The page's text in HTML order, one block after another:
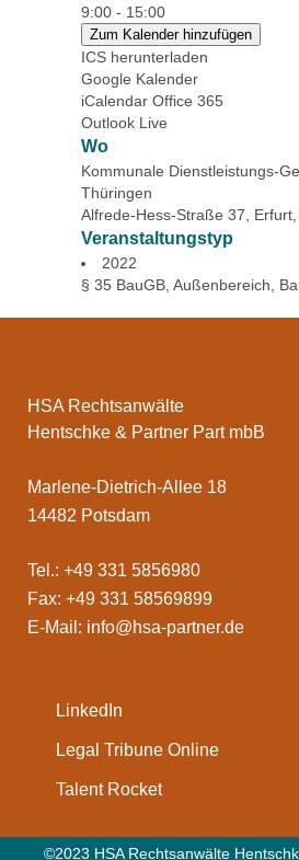
9:00 - 15:00
Zum Kalender hinzufügen
ICS herunterladen
Google Kalender
iCalendar Office 365
Outlook Live
Wo
Kommunale Dienstleistungs-
Thüringen
Alfrede-Hess-Straße 37,
Veranstaltungstyp
2022
§ 35 BauGB Außenbereich
HSA Rechtsanwälte
Hentschke & Partner Part mbB
Marlene-Dietrich-Allee 18
14482 Potsdam
Tel.: +49 331 5856980
Fax: +49 331 58569899
E-Mail: info@hsa-partner.de
LinkedIn
Legal Tribune Online
Talent Rocket
©2023 HSA Rechtsanwälte